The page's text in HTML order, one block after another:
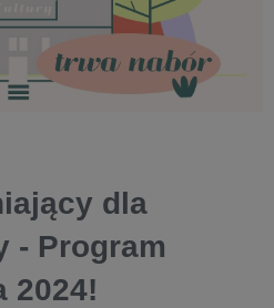
dla
- Program
2024!